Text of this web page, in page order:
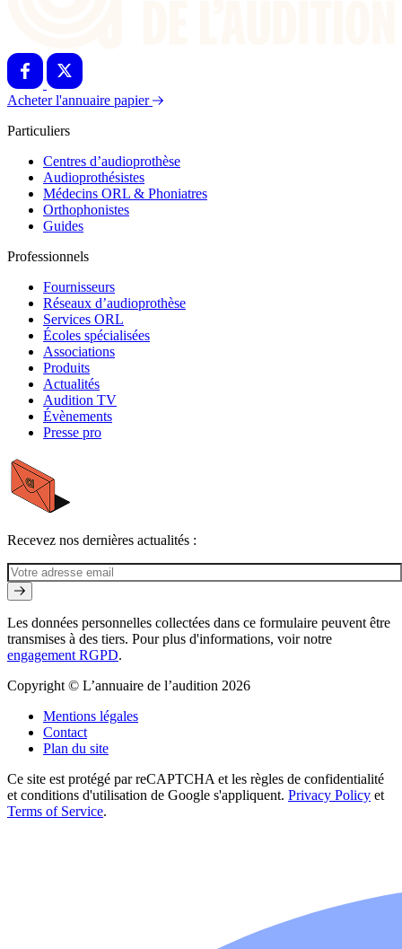
Acheter l'annuaire papier
Particuliers
Centres d’audioprothèse
Audioprothésistes
Médecins ORL & Phoniatres
Orthophonistes
Guides
Professionnels
Fournisseurs
Réseaux d’audioprothèse
Services ORL
Écoles spécialisées
Associations
Produits
Actualités
Audition TV
Évènements
Presse pro
Recevez nos dernières actualités :
Les données personnelles collectées dans ce formulaire peuvent être
transmises à des tiers. Pour plus d'informations, voir notre
engagement RGPD.
Copyright © L’annuaire de l’audition 2026
Mentions légales
Contact
Plan du site
Ce site est protégé par reCAPTCHA et les règles de confidentialité
et conditions d'utilisation de Google s'appliquent. Privacy Policy et
Terms of Service.